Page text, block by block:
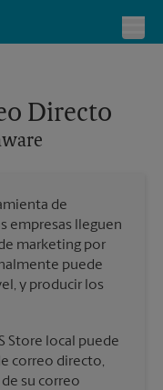
Directo
de
empresas lleguen
marketing por
puede
y producir los
Store local puede
correo directo,
su correo